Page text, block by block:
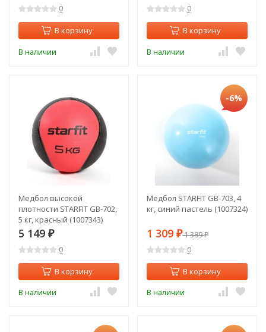
0
В корзину
В наличии
0
В корзину
В наличии
Медбол высокой
плотности STARFIT GB-702,
5 кг, красный (1007343)
5 149 ₽
0
В корзину
В наличии
-6%
Медбол STARFIT GB-703, 4
кг, синий пастель (1007324)
1 309 ₽1 389₽
0
В корзину
В наличии